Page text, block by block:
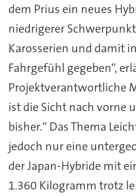
dem Prius ein neues
niedrigerer
Karosserien und damit
Fahrgefühl gegeben“,
Projektverantwortliche
ist die Sicht nach vorne
bisher.“ Das Thema
jedoch nur eine
der Japan-Hybride mit
1.360 Kilogramm trotz